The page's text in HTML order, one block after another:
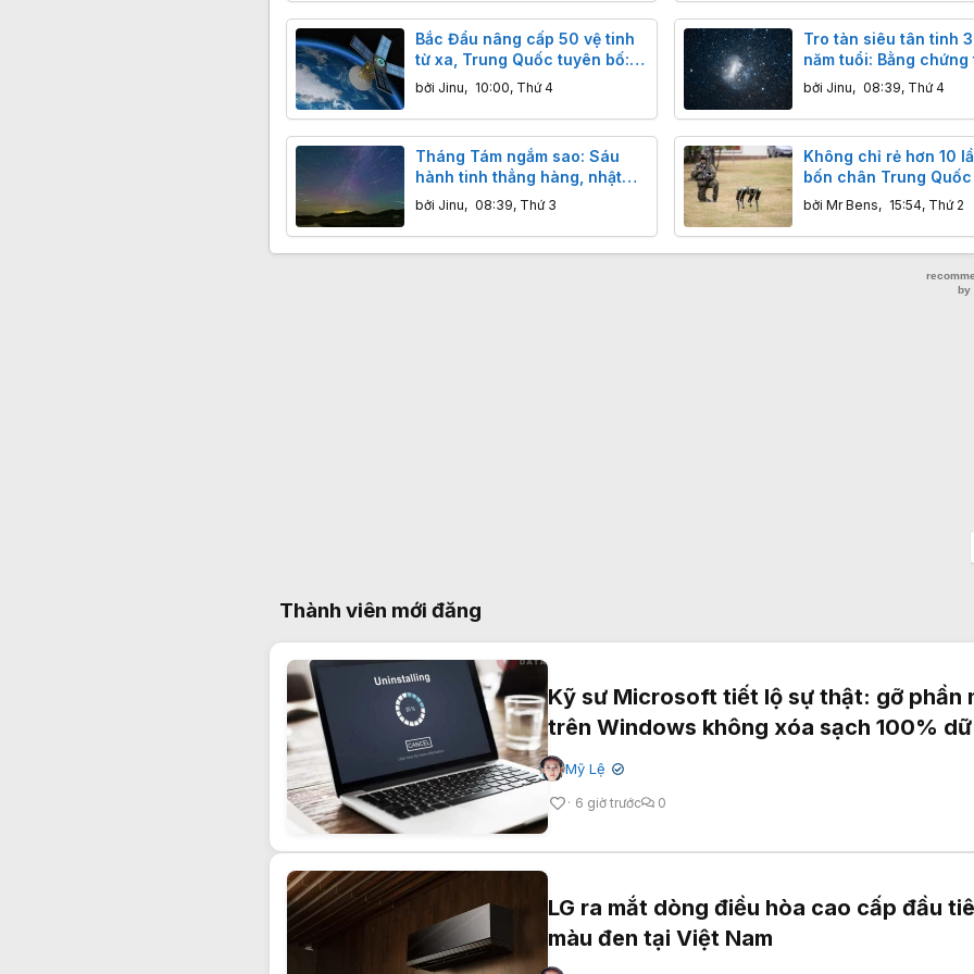
Bắc Đẩu nâng cấp 50 vệ tinh
từ xa, Trung Quốc tuyên bố:
Công nghệ đột phá, độ chính
xác centimet vượt trội GPS
bởi Jinu, 10:00, Thứ 4
Tro tàn siêu tân tinh
năm tuổi: Bằng chứng
đáy biển sâu
bởi Jinu, 08:39, Thứ 4
Tháng Tám ngắm sao: Sáu
hành tinh thẳng hàng, nhật
thực, nguyệt thực và ngôi sao
khổng lồ đáng sợ
bởi Jinu, 08:39, Thứ 3
Không chỉ rẻ hơn 10
bốn chân Trung
khiến chuỗi cung ứng
Tây rơi vào thế khó
nào?
bởi Mr Bens, 15:54, Thứ 2
Thành viên mới đăng
Kỹ sư Microsoft tiết lộ sự thật: gỡ phần
trên Windows không xóa sạch 100%
Mỹ Lệ ✔
6 giờ trước 0
LG ra mắt dòng điều hòa cao cấp đầu
màu đen tại Việt Nam